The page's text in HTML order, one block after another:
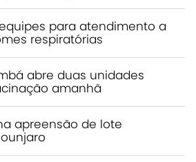
para atendimento a
respiratórias
abre duas unidades
amanhã
apreensão de lote